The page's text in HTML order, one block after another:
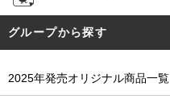
グループから探す
2025年発売オリジナル商品一覧